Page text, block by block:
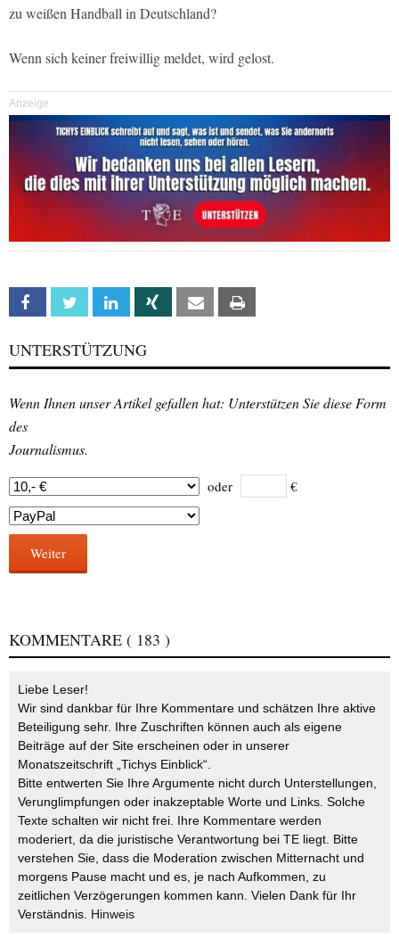
zu weißen Handball in Deutschland?
Wenn sich keiner freiwillig meldet, wird gelost.
Anzeige
Facebook Twitter Linkedin Xing Email
UNTERSTÜTZUNG
Wenn Ihnen unser Artikel gefallen hat: Unterstützen Sie diese Form
des
Journalismus.
oder €
Weiter
KOMMENTARE ( 183 )
Liebe Leser!
Wir sind dankbar für Ihre Kommentare und schätzen Ihre aktive
Beteiligung sehr. Ihre Zuschriften können auch als eigene
Beiträge auf der Site erscheinen oder in unserer
Monatszeitschrift „Tichys Einblick“.
Bitte entwerten Sie Ihre Argumente nicht durch Unterstellungen,
Verunglimpfungen oder inakzeptable Worte und Links. Solche
Texte schalten wir nicht frei. Ihre Kommentare werden
moderiert, da die juristische Verantwortung bei TE liegt. Bitte
verstehen Sie, dass die Moderation zwischen Mitternacht und
morgens Pause macht und es, je nach Aufkommen, zu
zeitlichen Verzögerungen kommen kann. Vielen Dank für Ihr
Verständnis. Hinweis